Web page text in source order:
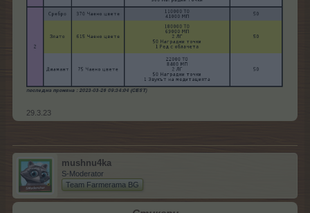
29.3.23
mushnu4ka
S-Moderator
Team Farmerama BG